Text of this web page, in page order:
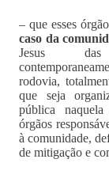
– que esses
caso da
Jesus das
rodovia,
que seja
pública
órgãos
à comunidade,
de mitigação e